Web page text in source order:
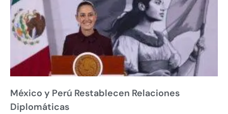
México y Perú Restablecen Relaciones
Diplomáticas